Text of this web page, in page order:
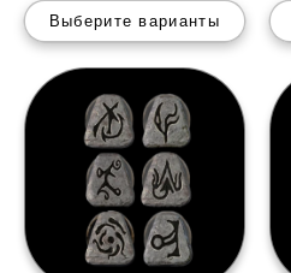
Выберите варианты